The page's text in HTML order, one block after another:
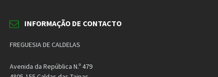
INFORMAÇÃO DE CONTACTO
FREGUESIA DE CALDELAS
Avenida da República N.º 479